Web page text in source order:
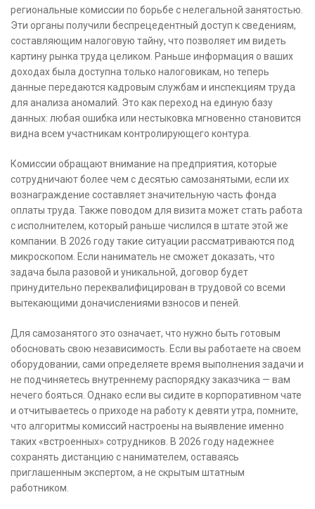
региональные комиссии по борьбе с нелегальной занятостью.
Эти органы получили беспрецедентный доступ к сведениям,
составляющим налоговую тайну, что позволяет им видеть
картину рынка труда целиком. Раньше информация о ваших
доходах была доступна только налоговикам, но теперь
данные передаются кадровым службам и инспекциям труда
для анализа аномалий. Это как переход на единую базу
данных: любая ошибка или нестыковка мгновенно становится
видна всем участникам контролирующего контура.
Комиссии обращают внимание на предприятия, которые
сотрудничают более чем с десятью самозанятыми, если их
вознаграждение составляет значительную часть фонда
оплаты труда. Также поводом для визита может стать работа
с исполнителем, который раньше числился в штате этой же
компании. В 2026 году такие ситуации рассматриваются под
микроскопом. Если наниматель не сможет доказать, что
задача была разовой и уникальной, договор будет
принудительно переквалифицирован в трудовой со всеми
вытекающими доначислениями взносов и пеней.
Для самозанятого это означает, что нужно быть готовым
обосновать свою независимость. Если вы работаете на своем
оборудовании, сами определяете время выполнения задачи и
не подчиняетесь внутреннему распорядку заказчика — вам
нечего бояться. Однако если вы сидите в корпоративном чате
и отчитываетесь о приходе на работу к девяти утра, помните,
что алгоритмы комиссий настроены на выявление именно
таких «встроенных» сотрудников. В 2026 году надежнее
сохранять дистанцию с нанимателем, оставаясь
приглашенным экспертом, а не скрытым штатным
работником.